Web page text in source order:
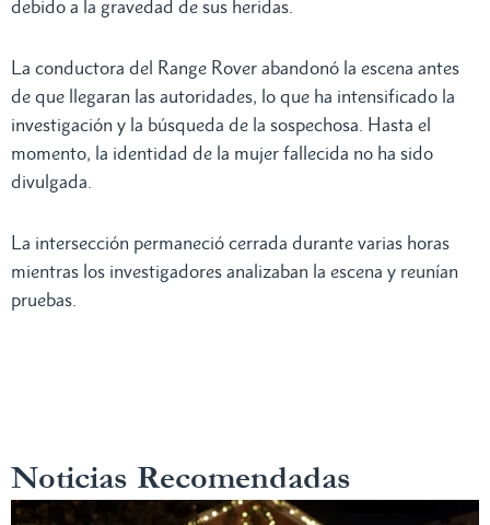
debido a la gravedad de sus heridas.
La conductora del Range Rover abandonó la escena antes
de que llegaran las autoridades, lo que ha intensificado la
investigación y la búsqueda de la sospechosa. Hasta el
momento, la identidad de la mujer fallecida no ha sido
divulgada.
La intersección permaneció cerrada durante varias horas
mientras los investigadores analizaban la escena y reunían
pruebas.
Noticias Recomendadas